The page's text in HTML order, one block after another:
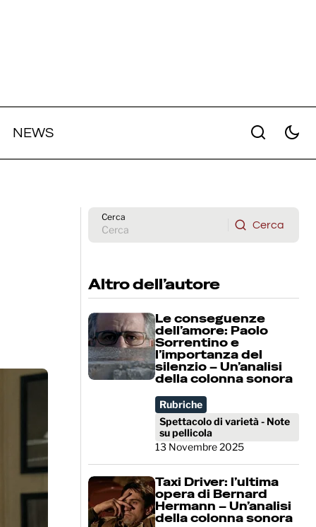
NEWS
Cerca
Cerca
Altro dell’autore
Le conseguenze
dell’amore: Paolo
Sorrentino e
l’importanza del
silenzio – Un’analisi
della colonna sonora
Rubriche
Spettacolo di varietà - Note
su pellicola
13 Novembre 2025
Taxi Driver: l’ultima
opera di Bernard
Hermann – Un’analisi
della colonna sonora